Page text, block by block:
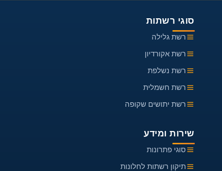
סוגי רשתות
רשת גלילה
רשת אקורדיון
רשת נשלפת
רשת חשמלית
רשת יתושים שקופה
שירות ומידע
סוגי פתרונות
תיקון רשתות לחלונות